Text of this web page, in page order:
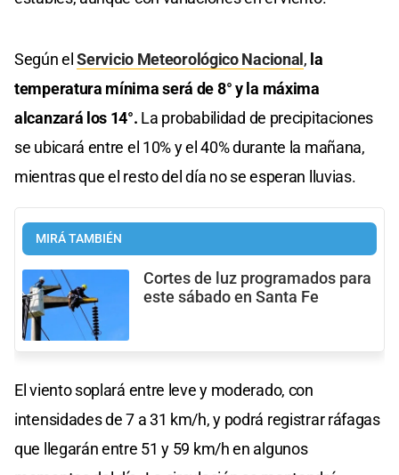
Según elServicio Meteorológico Nacional, la
temperatura mínima será de 8° y la máxima
alcanzará los 14°. La probabilidad de precipitaciones
se ubicará entre el 10% y el 40% durante la mañana,
mientras que el resto del día no se esperan lluvias.
MIRÁ TAMBIÉN
Cortes de luz programados para
este sábado en Santa Fe
El viento soplará entre leve y moderado, con
intensidades de 7 a 31 km/h, y podrá registrar ráfagas
que llegarán entre 51 y 59 km/h en algunos